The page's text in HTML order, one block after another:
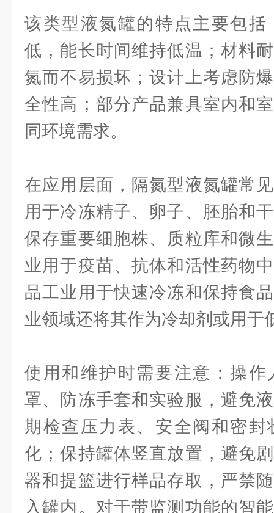
该类型液氮罐的特点主要包括
低，能长时间维持低温；材料
氮而不易损坏；设计上考虑防
全性高；部分产品兼具室内和
同环境需求。
在应用层面，隔氮型液氮罐常
用于冷冻精子、卵子、胚胎和
保存重要细胞株、质粒库和微
业用于疫苗、抗体和活性药物
品工业用于快速冷冻和保持食
业领域还将其作为冷却剂或用于
使用和维护时需要注意：操作
罩、防冻手套和实验服，避免
期检查压力表、安全阀和密封
化；保持罐体竖直放置，避免
器和提篮进行样品存取，严禁
入罐内。对于带监测功能的智